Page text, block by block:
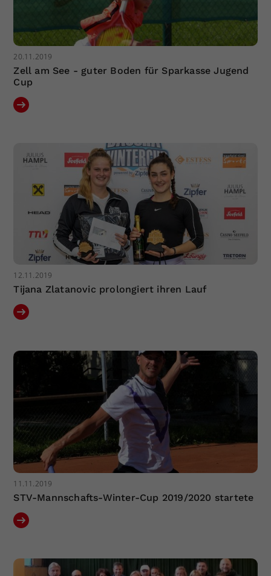
20.11.2019
Zell am See - guter Boden für Sparkasse Jugend
Cup
12.11.2019
Tijana Zlatanovic prolongiert ihren Lauf
11.11.2019
STV-Mannschafts-Winter-Cup 2019/2020 startete